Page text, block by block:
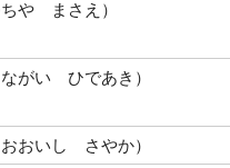
や まさえ）
がい ひであき）
おいし さやか）